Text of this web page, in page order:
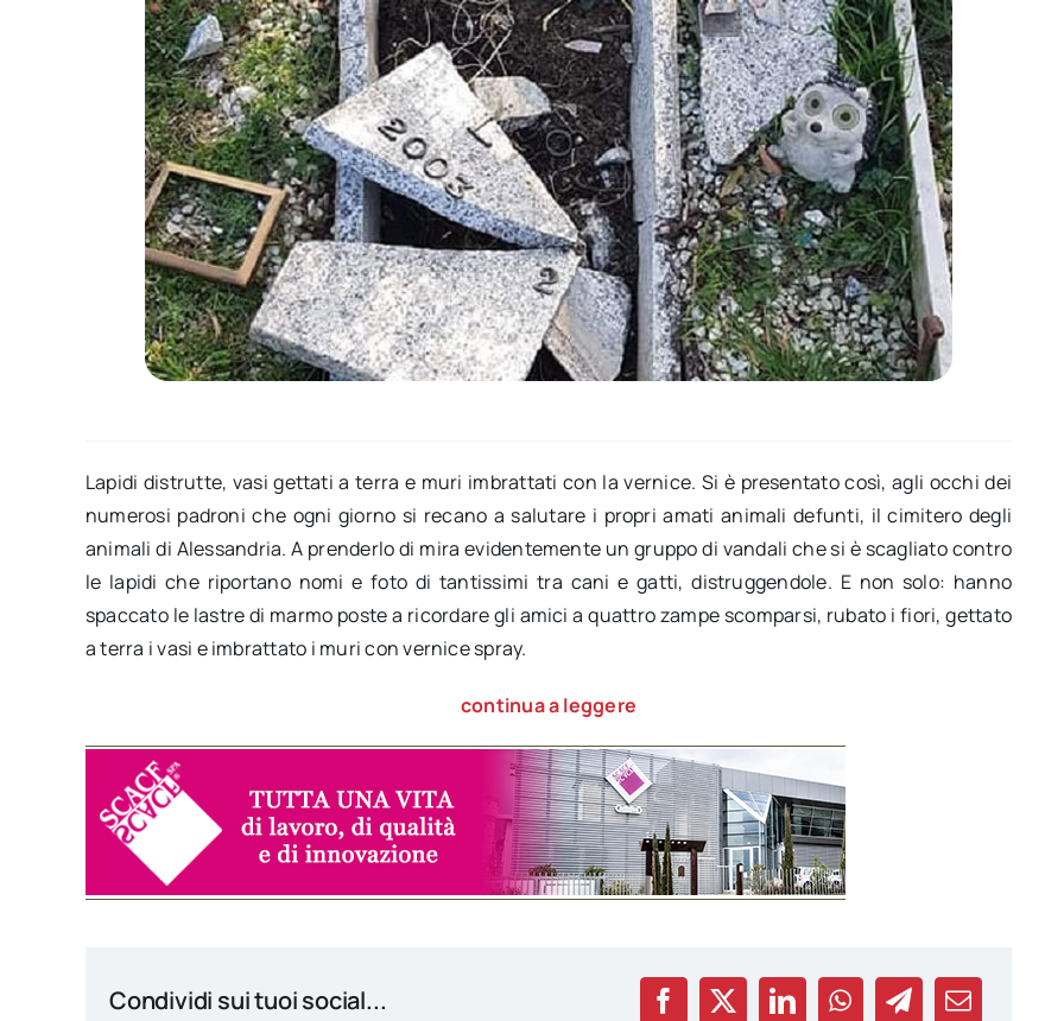
Lapidi distrutte, vasi gettati a terra e muri imbrattati con la vernice. Si è presentato così, agli occhi dei
numerosi padroni che ogni giorno si recano a salutare i propri amati animali defunti, il cimitero degli
animali di Alessandria. A prenderlo di mira evidentemente un gruppo di vandali che si è scagliato contro
le lapidi che riportano nomi e foto di tantissimi tra cani e gatti, distruggendole. E non solo: hanno
spaccato le lastre di marmo poste a ricordare gli amici a quattro zampe scomparsi, rubato i fiori, gettato
a terra i vasi e imbrattato i muri con vernice spray.
continua a leggere
Condividi sui tuoi social...